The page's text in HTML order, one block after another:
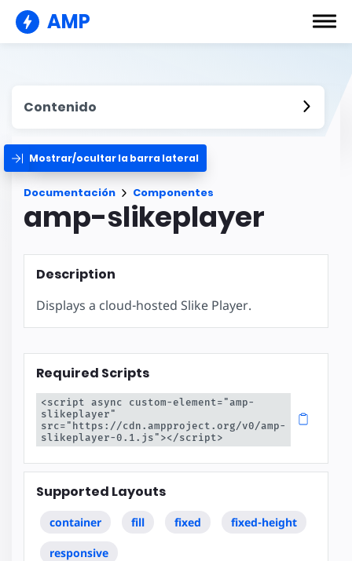
AMP
Contenido
Mostrar/ocultar la barra lateral
Documentación Componentes
amp-slikeplayer
Description
Displays a cloud-hosted Slike Player.
Required Scripts
<script async custom-element="amp-
slikeplayer"
src="https://cdn.ampproject.org/v0/amp-
slikeplayer-0.1.js"></script>
Supported Layouts
container fill fixed fixed-height
responsive